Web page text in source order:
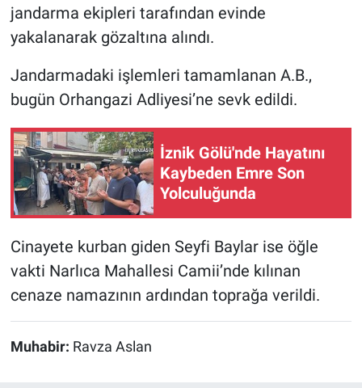
jandarma ekipleri tarafından evinde
yakalanarak gözaltına alındı.
Jandarmadaki işlemleri tamamlanan A.B.,
bugün Orhangazi Adliyesi’ne sevk edildi.
İznik Gölü'nde Hayatını
Kaybeden Emre Son
Yolculuğunda
Cinayete kurban giden Seyfi Baylar ise öğle
vakti Narlıca Mahallesi Camii’nde kılınan
cenaze namazının ardından toprağa verildi.
Muhabir: Ravza Aslan